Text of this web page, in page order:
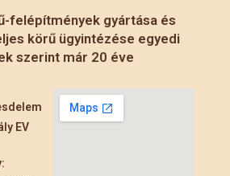
felépítmények gyártása és
körű ügyintézése egyedi
szerint már 20 éve
EV